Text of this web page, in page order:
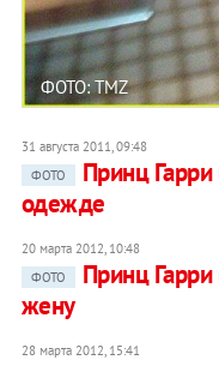
ФОТО: TMZ
31 августа 2011, 09:48
ФОТО
Принц Гарри
одежде
20 марта 2012, 10:48
ФОТО
Принц
жену
28 марта 2012, 15:41